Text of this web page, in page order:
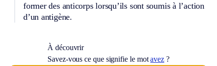
former des anticorps lorsqu’ils sont soumis à l’action
d’un antigène.
À découvrir
Savez-vous ce que signifie le motavez ?